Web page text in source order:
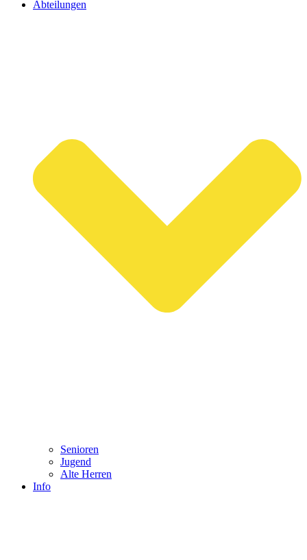
Abteilungen
Senioren
Jugend
Alte Herren
Info